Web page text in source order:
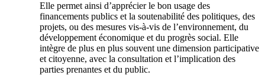
Elle permet ainsi d’apprécier le bon usage des
financements publics et la soutenabilité des politiques, des
projets, ou des mesures vis-à-vis de l’environnement, du
développement économique et du progrès social. Elle
intègre de plus en plus souvent une dimension participative
et citoyenne, avec la consultation et l’implication des
parties prenantes et du public.